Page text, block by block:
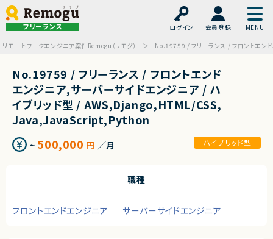
フリーランス ログイン
会員登録
リモートワークエンジニア案件Remogu（リモグ）
No.19759 / フリーランス / フロントエ
No.19759 / フリーランス / フロントエンド
エンジニア,サーバーサイドエンジニア / ハ
イブリッド型 / AWS,Django,HTML/CSS,
Java,JavaScript,Python
~ 500,000 円 ／月 ハイブリッド型
職種
フロントエンドエンジニア サーバーサイドエンジニア